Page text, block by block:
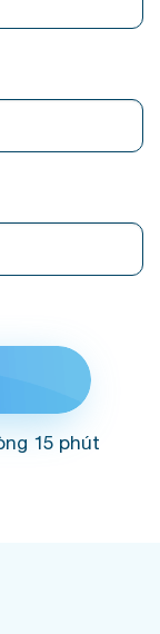
15 phút